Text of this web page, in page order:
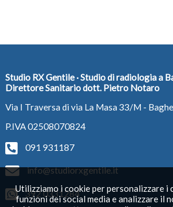
Studio RX Gentile · Studio di radiologia a
Direttore Sanitario dott. Pietro Notaro
Via I Traversa di via La Masa 33/M -
P.IVA 02508070824
091 931187
info@studiorxgentile.it
392 0331284
Utilizziamo i cookie per personalizzare
funzioni dei social media e analizzare il